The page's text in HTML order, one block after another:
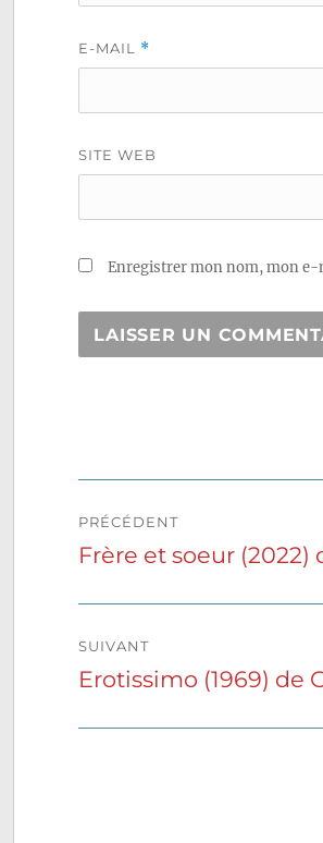
E-MAIL *
SITE WEB
Enregistrer mon nom, mon e-
de
PRÉCÉDENT
Publication
Frère et soeur
SUIVANT
Publication
Erotissimo (1969) de